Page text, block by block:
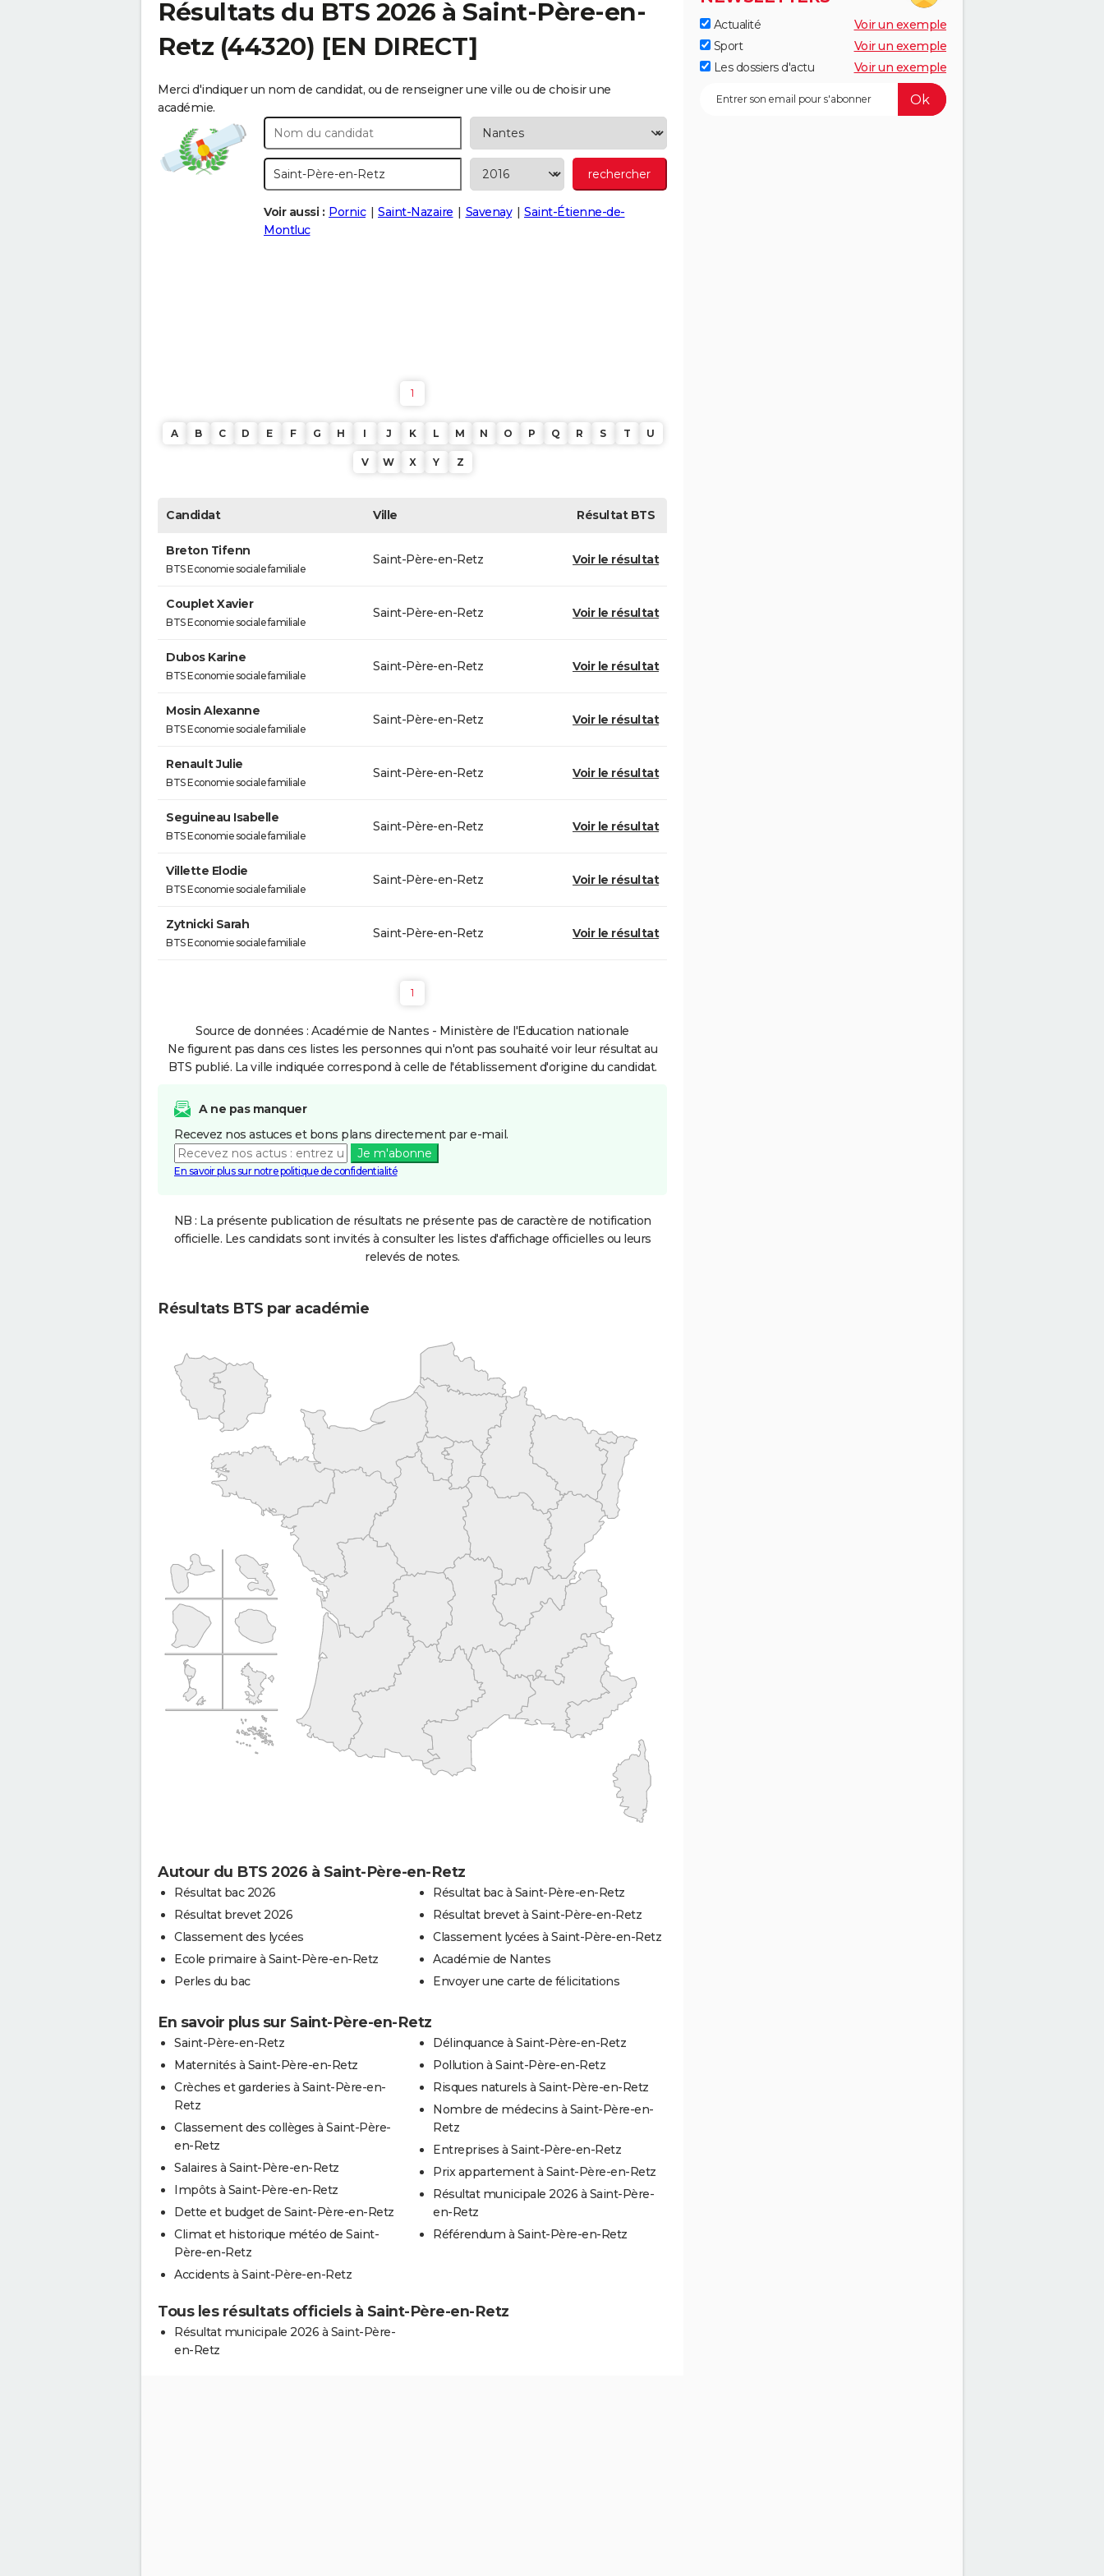
Résultats du BTS 2026 à Saint-Père-en-
Retz (44320) [EN DIRECT]
Merci d'indiquer un nom de candidat, ou de renseigner une ville ou de choisir une
académie.
Voir aussi : Pornic Saint-Nazaire Savenay
Saint-Étienne-de-
Montluc
1
A B C D E F G H I J K L M N O P Q R S T U
V W X Y Z
Candidat Ville RésultatBTS
Breton Tifenn
BTS Economie sociale familiale
Saint-Père-en-Retz Voir le résultat
Couplet Xavier
BTS Economie sociale familiale
Saint-Père-en-Retz Voir le résultat
Dubos Karine
BTS Economie sociale familiale
Saint-Père-en-Retz Voir le résultat
Mosin Alexanne
BTS Economie sociale familiale
Saint-Père-en-Retz Voir le résultat
Renault Julie
BTS Economie sociale familiale
Saint-Père-en-Retz Voir le résultat
Seguineau Isabelle
BTS Economie sociale familiale
Saint-Père-en-Retz Voir le résultat
Villette Elodie
BTS Economie sociale familiale
Saint-Père-en-Retz Voir le résultat
Zytnicki Sarah
BTS Economie sociale familiale
Saint-Père-en-Retz Voir le résultat
1
Source de données : Académie de Nantes - Ministère de l'Education nationale
Ne figurent pas dans ces listes les personnes qui n'ont pas souhaité voir leur résultat au
BTS publié. La ville indiquée correspond à celle de l'établissement d'origine du candidat.
A ne pas manquer
Recevez nos astuces et bons plans directement par e-mail.
Je m'abonne
En savoir plus sur notre politique de confidentialité
NB : La présente publication de résultats ne présente pas de caractère de notification
officielle. Les candidats sont invités à consulter les listes d'affichage officielles ou leurs
relevés de notes.
Résultats BTS par académie
Autour du BTS 2026 à Saint-Père-en-Retz
Résultat bac 2026
Résultat brevet 2026
Classement des lycées
Ecole primaire à Saint-Père-en-Retz
Perles du bac
Résultat bac à Saint-Père-en-Retz
Résultat brevet à Saint-Père-en-Retz
Classement lycées à Saint-Père-en-Retz
Académie de Nantes
Envoyer une carte de félicitations
En savoir plus sur Saint-Père-en-Retz
Saint-Père-en-Retz
Maternités à Saint-Père-en-Retz
Crèches et garderies à Saint-Père-en-
Retz
Classement des collèges à Saint-Père-
en-Retz
Salaires à Saint-Père-en-Retz
Impôts à Saint-Père-en-Retz
Dette et budget de Saint-Père-en-Retz
Climat et historique météo de Saint-
Père-en-Retz
Accidents à Saint-Père-en-Retz
Délinquance à Saint-Père-en-Retz
Pollution à Saint-Père-en-Retz
Risques naturels à Saint-Père-en-Retz
Nombre de médecins à Saint-Père-en-
Retz
Entreprises à Saint-Père-en-Retz
Prix appartement à Saint-Père-en-Retz
Résultat municipale 2026 à Saint-Père-
en-Retz
Référendum à Saint-Père-en-Retz
Tous les résultats officiels à Saint-Père-en-Retz
Résultat municipale 2026 à Saint-Père-
en-Retz
Actualité
Voir un exemple
Sport
Voir un exemple
Les dossiers d'actu
Voir un exemple